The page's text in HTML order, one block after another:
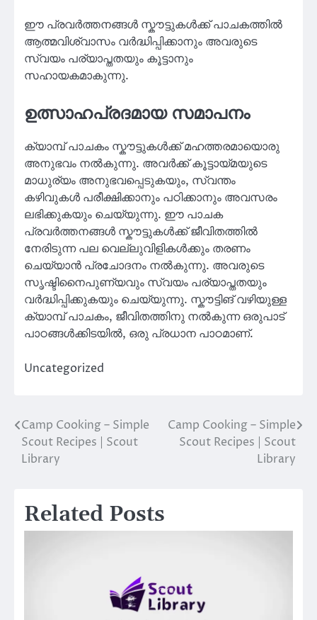
ഈ പ്രവർത്തനങ്ങൾ സ്കൗട്ടുകൾക്ക് പാചകത്തിൽ
ആത്മവിശ്വാസം വർദ്ധിപ്പിക്കാനും അവരുടെ
സ്വയം പര്യാപ്തതയും കൂട്ടാനും
സഹായകമാകുന്നു.
ഉത്സാഹപ്രദമായ സമാപനം
ക്യാമ്പ് പാചകം സ്കൗട്ടുകൾക്ക് മഹത്തരമായൊരു
അനുഭവം നൽകുന്നു. അവർക്ക് കൂട്ടായ്മയുടെ
മാധുര്യം അനുഭവപ്പെടുകയും, സ്വന്തം
കഴിവുകൾ പരീക്ഷിക്കാനും പഠിക്കാനും അവസരം
ലഭിക്കുകയും ചെയ്യുന്നു. ഈ പാചക
പ്രവർത്തനങ്ങൾ സ്കൗട്ടുകൾക്ക് ജീവിതത്തിൽ
നേരിടുന്ന പല വെല്ലുവിളികൾക്കും തരണം
ചെയ്യാൻ പ്രചോദനം നൽകുന്നു. അവരുടെ
സൃഷ്ടിനൈപുണ്യവും സ്വയം പര്യാപ്തതയും
വർദ്ധിപ്പിക്കുകയും ചെയ്യുന്നു. സ്കൗട്ടിങ് വഴിയുള്ള
ക്യാമ്പ് പാചകം, ജീവിതത്തിനു നൽകുന്ന ഒരുപാട്
പാഠങ്ങൾക്കിടയിൽ, ഒരു പ്രധാന പാഠമാണ്.
Uncategorized
Post
navigation
Camp Cooking – Simple
Scout Recipes | Scout
Library
Camp Cooking – Simple
Scout Recipes | Scout
Library
Related Posts